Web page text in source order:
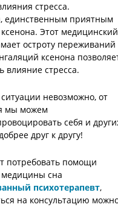
стресса.
единственным приятным
Этот медицинский
остроту переживаний
ксенона
влияние стресса.
невозможно, от
мы можем
себя и
друг к другу!
потребовать помощи
медицины сна
психотерапевт,
на консультацию